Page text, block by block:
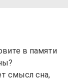
в памяти
смысл сна,